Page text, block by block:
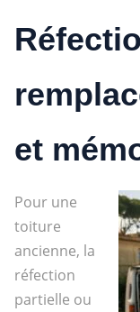
et
Pour une
toiture
ancienne, la
réfection
partielle ou